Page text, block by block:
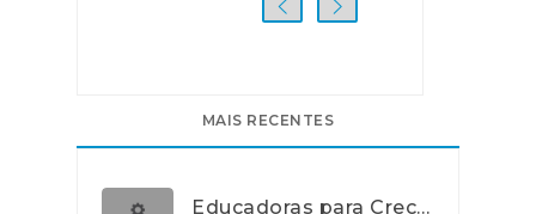
MAIS RECENTES
Educadoras para Creche e J.I., Lisboa